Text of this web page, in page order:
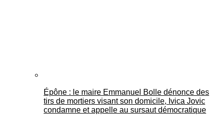
Épône : le maire Emmanuel Bolle dénonce des
tirs de mortiers visant son domicile, Ivica Jovic
condamne et appelle au sursaut démocratique